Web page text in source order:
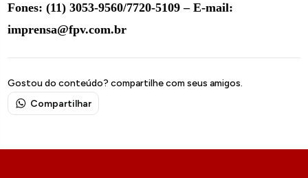
Fones: (11) 3053-9560/7720-5109 – E-mail:
imprensa@fpv.com.br
Gostou do conteúdo? compartilhe com seus amigos.
Compartilhar